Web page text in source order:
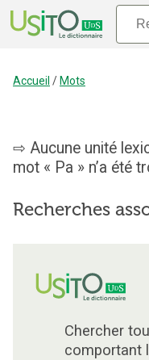
Accueil / Mots
Aucune unité
mot « Pa » n’a été
Recherches
Chercher
comportant